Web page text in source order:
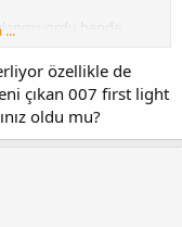
bende
var oraya şu
input/js1
hariç bütün tuşlar
...
özellikle de
çıkan 007 first light
oldu mu?